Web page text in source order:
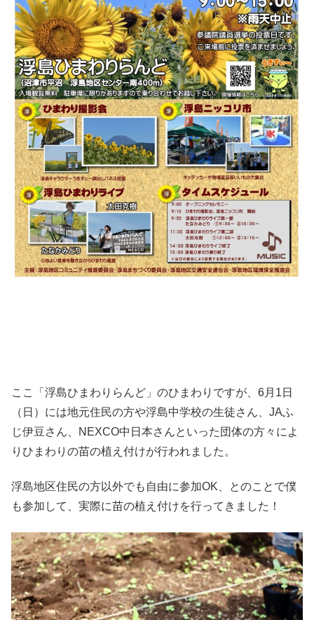
ここ「浮島ひまわりらんど」のひまわりですが、6月1日
（日）には地元住民の方や浮島中学校の生徒さん、JAふ
じ伊豆さん、NEXCO中日本さんといった団体の方々によ
りひまわりの苗の植え付けが行われました。
浮島地区住民の方以外でも自由に参加OK、とのことで僕
も参加して、実際に苗の植え付けを行ってきました！